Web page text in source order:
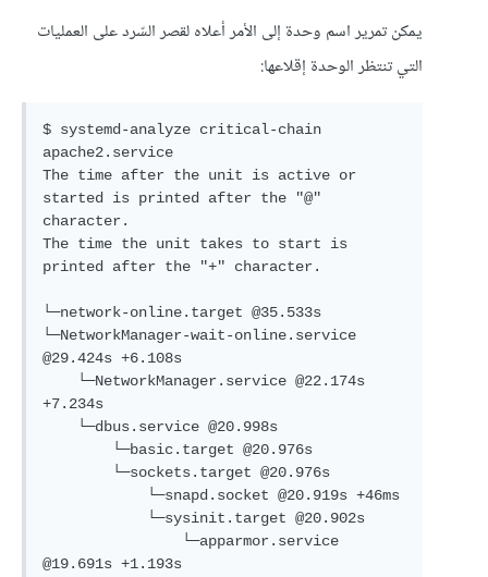
يمكن تمرير اسم وحدة إلى الأمر أعلاه لقصر السّرد على العمليات
التي تنتظر الوحدة إقلاعها:
$ systemd-analyze critical-chain
apache2.service
The time after the unit is active or
started is printed after the "@"
character.
The time the unit takes to start is
printed after the "+" character.
└─network-online.target @35.533s
└─NetworkManager-wait-online.service
@29.424s +6.108s
+7.234s
@19.691s +1.193s